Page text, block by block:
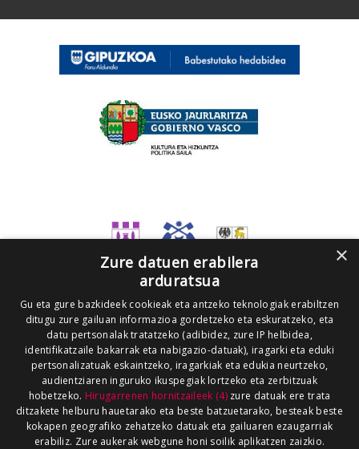
×
Zure datuen erabilera
arduratsua
Gu eta gure bazkideek cookieak eta antzeko teknologiak erabiltzen
ditugu zure gailuan informazioa gordetzeko eta eskuratzeko, eta
datu pertsonalak tratatzeko (adibidez, zure IP helbidea,
identifikatzaile bakarrak eta nabigazio-datuak), iragarki eta eduki
pertsonalizatuak eskaintzeko, iragarkiak eta edukia neurtzeko,
audientziaren inguruko ikuspegiak lortzeko eta zerbitzuak
hobetzeko. Hirugarrenen hornitzaileek (4)zure datuak ere trata
ditzakete helburu hauetarako eta beste batzuetarako, besteak beste
kokapen geografiko zehatzeko datuak eta gailuaren ezaugarriak
erabiliz. Zure aukerak webgune honi soilik aplikatzen zaizkio.